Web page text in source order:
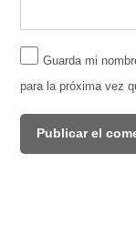
Guarda mi
para la próxima vez